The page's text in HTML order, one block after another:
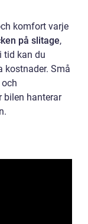
komfort varje
på slitage,
tid kan du
kostnader. Små
bilen hanterar